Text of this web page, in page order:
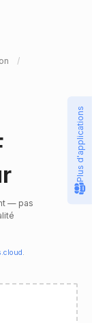
— pas
.
Plus d'applications